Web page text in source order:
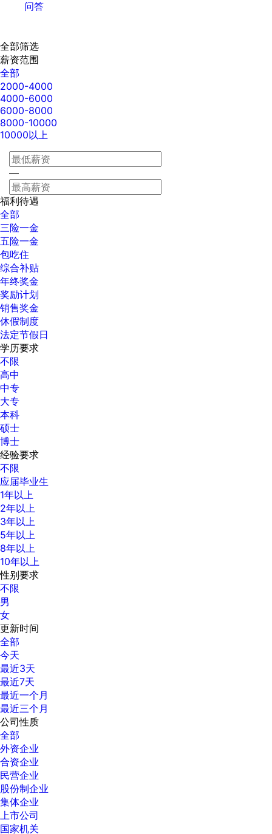
问答
全部筛选
薪资范围
全部
2000-4000
4000-6000
6000-8000
8000-10000
10000以上
—
福利待遇
全部
三险一金
五险一金
包吃住
综合补贴
年终奖金
奖励计划
销售奖金
休假制度
法定节假日
学历要求
不限
高中
中专
大专
本科
硕士
博士
经验要求
不限
应届毕业生
1年以上
2年以上
3年以上
5年以上
8年以上
10年以上
性别要求
不限
男
女
更新时间
全部
今天
最近3天
最近7天
最近一个月
最近三个月
公司性质
全部
外资企业
合资企业
民营企业
股份制企业
集体企业
上市公司
国家机关